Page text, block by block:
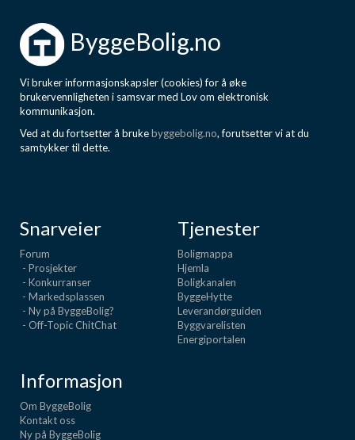
ByggeBolig.no
Vi bruker informasjonskapsler (cookies) for å øke
brukervennligheten i samsvar med Lov om elektronisk
kommunikasjon.
Ved at du fortsetter å brukebyggebolig.no, forutsetter vi at du
samtykker til dette.
Snarveier
Forum
- Prosjekter
- Konkurranser
- Markedsplassen
- Ny på ByggeBolig?
- Off-Topic ChitChat
Tjenester
Boligmappa
Hjemla
Boligkanalen
ByggeHytte
Leverandørguiden
Byggvarelisten
Energiportalen
Informasjon
Om ByggeBolig
Kontakt oss
Ny på ByggeBolig